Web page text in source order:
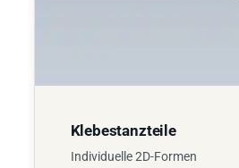
Klebestanzteile
Individuelle 2D-Formen